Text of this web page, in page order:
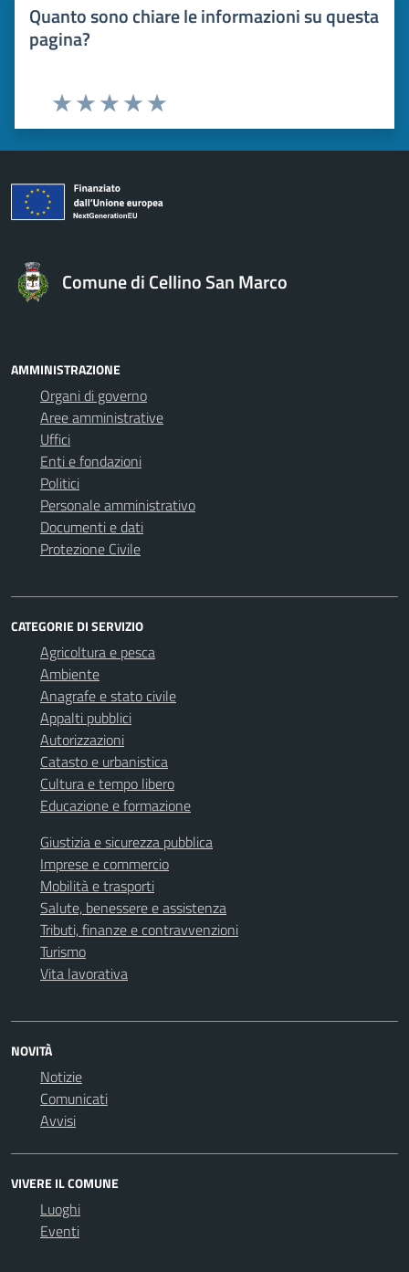
Quanto sono chiare le informazioni su questa
pagina?
Valuta 5 stelle su 5
Valuta 4 stelle su 5
Valuta 3 stelle su 5
Valuta 2 stelle su 5
Valuta 1 stelle su 5
Comune di Cellino San Marco
AMMINISTRAZIONE
Organi di governo
Aree amministrative
Uffici
Enti e fondazioni
Politici
Personale amministrativo
Documenti e dati
Protezione Civile
CATEGORIE DI SERVIZIO
Agricoltura e pesca
Ambiente
Anagrafe e stato civile
Appalti pubblici
Autorizzazioni
Catasto e urbanistica
Cultura e tempo libero
Educazione e formazione
Giustizia e sicurezza pubblica
Imprese e commercio
Mobilità e trasporti
Salute, benessere e assistenza
Tributi, finanze e contravvenzioni
Turismo
Vita lavorativa
NOVITÀ
Notizie
Comunicati
Avvisi
VIVERE IL COMUNE
Luoghi
Eventi